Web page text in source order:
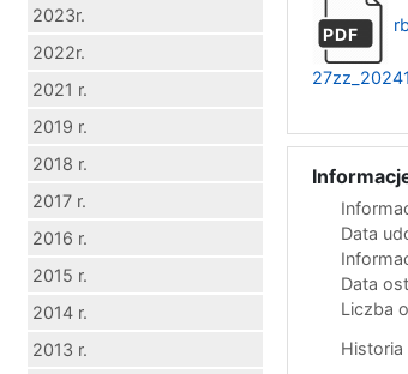
2023r.
2022r.
2021 r.
2019 r.
2018 r.
2017 r.
2016 r.
2015 r.
2014 r.
2013 r.
PDF
Data
Data
Liczba
Historia